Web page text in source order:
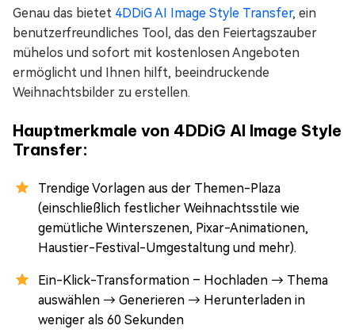
Genau das bietet 4DDiG AI Image Style Transfer, ein
benutzerfreundliches Tool, das den Feiertagszauber
mühelos und sofort mit kostenlosen Angeboten
ermöglicht und Ihnen hilft, beeindruckende
Weihnachtsbilder zu erstellen.
Hauptmerkmale von 4DDiG AI Image Style
Transfer:
Trendige Vorlagen aus der Themen-Plaza
(einschließlich festlicher Weihnachtsstile wie
gemütliche Winterszenen, Pixar-Animationen,
Haustier-Festival-Umgestaltung und mehr).
Ein-Klick-Transformation – Hochladen → Thema
auswählen → Generieren → Herunterladen in
weniger als 60 Sekunden